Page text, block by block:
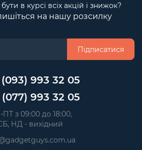
в курсі всіх акцій і знижок?
на нашу розсилку
Підписатися
993 32 05
(077) 993 32 05
з 09:00 до 18:00,
НД - вихідний